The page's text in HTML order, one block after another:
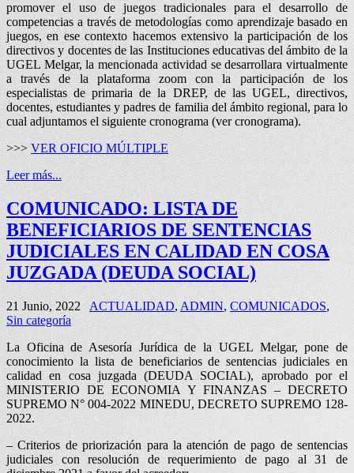
promover el uso de juegos tradicionales para el desarrollo de
competencias a través de metodologías como aprendizaje basado en
juegos, en ese contexto hacemos extensivo la participación de los
directivos y docentes de las Instituciones educativas del ámbito de la
UGEL Melgar, la mencionada actividad se desarrollara virtualmente
a través de la plataforma zoom con la participación de los
especialistas de primaria de la DREP, de las UGEL, directivos,
docentes, estudiantes y padres de familia del ámbito regional, para lo
cual adjuntamos el siguiente cronograma (ver cronograma).
>>>VER OFICIO MÚLTIPLE
Leer más...
COMUNICADO: LISTA DE
BENEFICIARIOS DE SENTENCIAS
JUDICIALES EN CALIDAD EN COSA
JUZGADA (DEUDA SOCIAL)
21 Junio, 2022 ACTUALIDAD,ADMIN,COMUNICADOS,
Sin categoría
La Oficina de Asesoría Jurídica de la UGEL Melgar, pone de
conocimiento la lista de beneficiarios de sentencias judiciales en
calidad en cosa juzgada (DEUDA SOCIAL), aprobado por el
MINISTERIO DE ECONOMIA Y FINANZAS – DECRETO
SUPREMO N° 004-2022 MINEDU, DECRETO SUPREMO 128-
2022.
– Criterios de priorización para la atención de pago de sentencias
judiciales con resolución de requerimiento de pago al 31 de